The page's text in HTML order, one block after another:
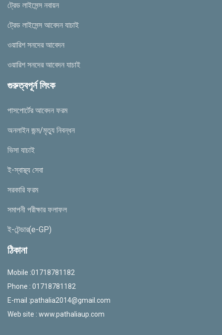
ট্রেড লাইসেন্স নবায়ন
ট্রেড লাইসেন্স আবেদন যাচাই
ওয়ারিশ সনদের আবেদন
ওয়ারিশ সনদের আবেদন যাচাই
গুরুত্বপূর্ন লিংক
পাসপোর্টের আবেদন ফরম
অনলাইন জন্ম/মৃত্যু নিবন্ধন
ভিসা যাচাই
ই-স্বাস্থ্য সেবা
সরকারি ফরম
সমাপনী পরীক্ষার ফলাফল
ই-টেন্ডার(e-GP)
ঠিকানা
Mobile :01718781182
Phone : 01718781182
E-mail :pathalia2014@gmail.com
Web site : www.pathaliaup.com